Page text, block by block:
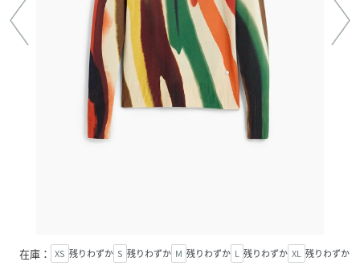
在庫： XS 残りわずか S 残りわずか M 残りわずか L 残りわずか XL 残りわずか